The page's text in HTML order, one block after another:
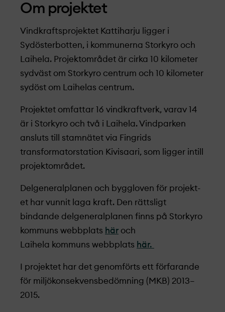
Om projekt­et
Vindkraftsprojekt­et Kattiharju ligger i
Sydösterbotten, i kommunerna Storkyro och
Laihela. Projekt­området är cirka 10 kilometer
sydväst om Storkyro centrum och 10 kilometer
sydöst om Laihelas centrum.
Projekt­et omfattar 16 vindkraftverk, varav 14
är i Storkyro och två i Laihela. Vindparken
ansluts till stamnätet via Fingrids
transformatorstation Kivisaari, som ligger intill
projekt­området.
Delgeneralplanen och byggloven för projekt­
et har vunnit laga kraft. Den rättsligt
bindande delgeneralplanen finns på Storkyro
kommuns webbplats här och
Laihela kommuns we b bplats här.
I projekt­et har det genomförts ett förfarande
för miljökonsekvensbedömning (MKB) 2013–
2015.